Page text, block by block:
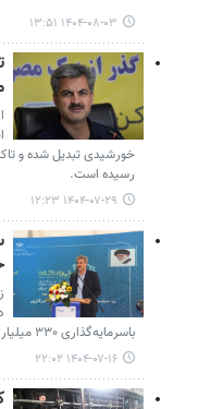
۱۴۰۴-۰۸-۰۳ ۱۳:۵۱
رسیده است.
۱۴۰۴-۰۷-۲۹ ۱۲:۲۳
باسرمایه‌گذاری ۳۳۰ میلیارد تومانی بخش خصوصی به بهره برداری رسید.
۱۴۰۴-۰۷-۱۶ ۲۲:۰۲